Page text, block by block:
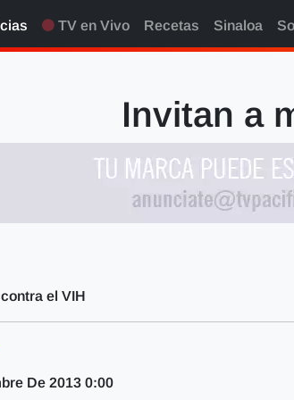
TV en Vivo Recetas Sinaloa
Invitan a
De 2013 0:00